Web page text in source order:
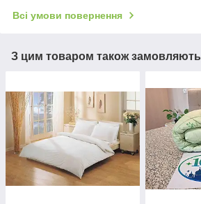
Всі умови повернення
З цим товаром також замовляють